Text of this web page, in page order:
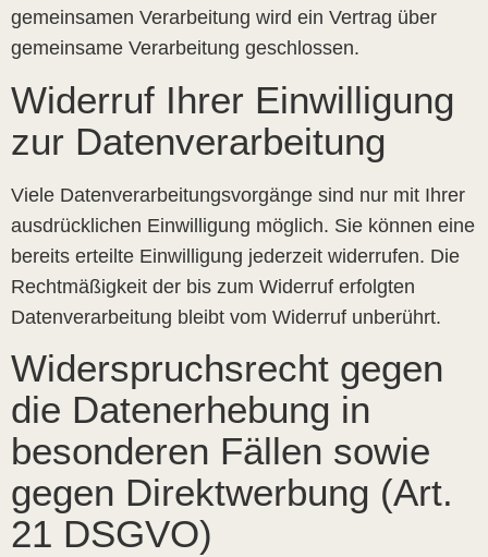
gemeinsamen Verarbeitung wird ein Vertrag über
gemeinsame Verarbeitung geschlossen.
Widerruf Ihrer Einwilligung
zur Datenverarbeitung
Viele Datenverarbeitungsvorgänge sind nur mit Ihrer
ausdrücklichen Einwilligung möglich. Sie können eine
bereits erteilte Einwilligung jederzeit widerrufen. Die
Rechtmäßigkeit der bis zum Widerruf erfolgten
Datenverarbeitung bleibt vom Widerruf unberührt.
Widerspruchsrecht gegen
die Datenerhebung in
besonderen Fällen sowie
gegen Direktwerbung (Art.
21 DSGVO)